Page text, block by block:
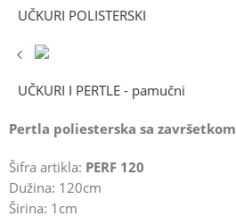
UČKURI POLISTERSKI
UČKURI I PERTLE - pamučni
Pertla poliesterska sa završetkom
Šifra artikla: PERF 120
Dužina: 120cm
Širina: 1cm